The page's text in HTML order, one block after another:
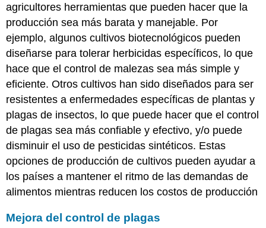
agricultores herramientas que pueden hacer que la
producción sea más barata y manejable. Por
ejemplo, algunos cultivos biotecnológicos pueden
diseñarse para tolerar herbicidas específicos, lo que
hace que el control de malezas sea más simple y
eficiente. Otros cultivos han sido diseñados para ser
resistentes a enfermedades específicas de plantas y
plagas de insectos, lo que puede hacer que el control
de plagas sea más confiable y efectivo, y/o puede
disminuir el uso de pesticidas sintéticos. Estas
opciones de producción de cultivos pueden ayudar a
los países a mantener el ritmo de las demandas de
alimentos mientras reducen los costos de producción
Mejora del control de plagas